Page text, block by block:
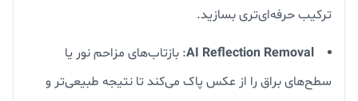
ترکیب حرفه‌ای‌تری بسازید.
AI Reflection Removal: بازتاب‌های مزاحم نور یا
سطح‌های براق را از عکس پاک می‌کند تا نتیجه طبیعی‌تر و